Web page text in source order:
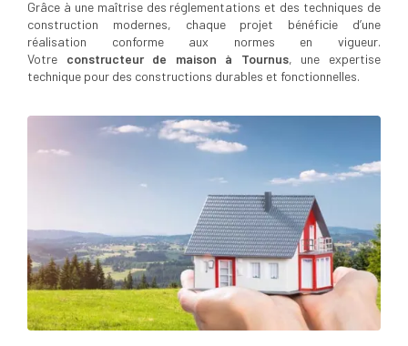
Grâce à une maîtrise des réglementations et des techniques de
construction modernes, chaque projet bénéficie d’une
réalisation conforme aux normes en vigueur.
Votre constructeur de maison à Tournus, une expertise
technique pour des constructions durables et fonctionnelles.